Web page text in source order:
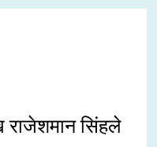
राजेशमान सिंहले